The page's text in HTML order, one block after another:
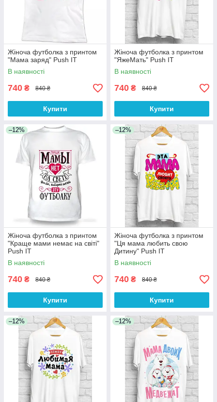
Жіноча футболка з принтом
"Мама заряд" Push IT
В наявності
740 ₴ 840 ₴
Купити
Жіноча футболка з принтом
"ЯжеМать" Push IT
В наявності
740 ₴ 840 ₴
Купити
–12%
Жіноча футболка з принтом
"Краще мами немає на світі"
Push IT
В наявності
740 ₴ 840 ₴
Купити
–12%
Жіноча футболка з принтом
"Ця мама любить свою
Дитину" Push IT
В наявності
740 ₴ 840 ₴
Купити
–12% –12%